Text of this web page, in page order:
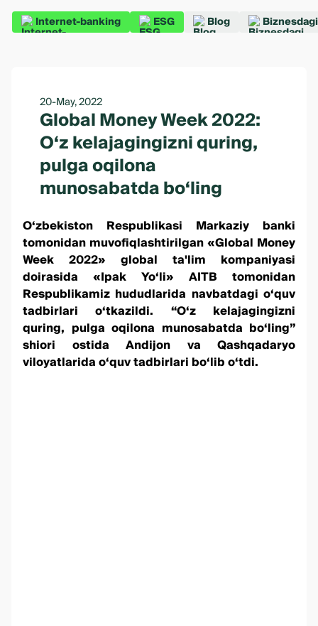
Internet-banking ESG Blog
20-May, 2022
Global Money Week 2022:
O‘z kelajagingizni quring,
pulga oqilona
munosabatda bo‘ling
O‘zbekiston Respublikasi Markaziy banki
tomonidan muvofiqlashtirilgan «Global Money
Week 2022» global ta'lim kompaniyasi
doirasida «Ipak Yo‘li» AITB tomonidan
Respublikamiz hududlarida navbatdagi o‘quv
tadbirlari o‘tkazildi. “O‘z kelajagingizni
quring, pulga oqilona munosabatda bo‘ling”
shiori ostida Andijon va Qashqadaryo
viloyatlarida o‘quv tadbirlari bo‘lib o‘tdi.